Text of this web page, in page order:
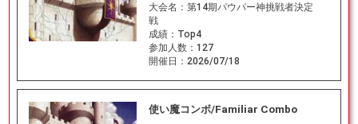
大会名： 第14期パウパー神挑戦者決定
戦
成績： Top4
参加人数： 127
開催日： 2026/07/18
使い魔コンボ/Familiar Combo